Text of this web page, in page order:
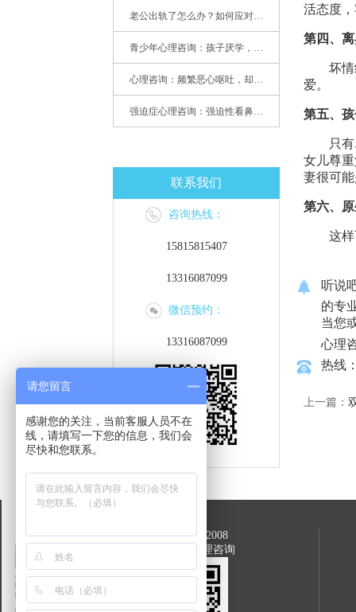
老公出轨了怎么办？如何应对老公出轨？——婚姻心理专家为您支招
青少年心理咨询：孩子厌学，整天沉迷手机，网络成瘾，怎么办?
心理咨询：频繁恶心呕吐，却无身体异常
强迫症心理咨询：强迫性看鼻尖，害我无法学习
联系我们
咨询热线：
15815815407
13316087099
微信预约：
13316087099
活态度
第四、
坏
爱。
第五、
只
女儿尊
妻很可
第六、
这
听说
的专
当您
心理
热线
上一篇：
公众号：tingshuoba2008
或关注：听说吧心理咨询
请您留言
感谢您的关注，当前客服人员不在
线，请填写一下您的信息，我们会
尽快和您联系。